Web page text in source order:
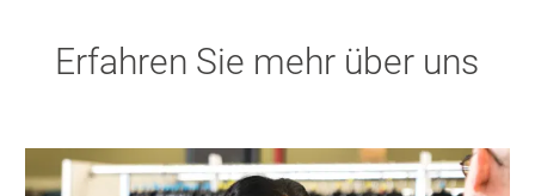
Erfahren Sie mehr über uns